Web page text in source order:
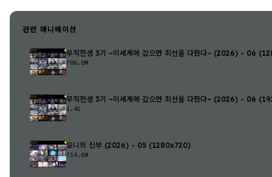
관련 애니메이션
무직전생 3기 ~이세계에 갔으면 최선을 다한다~ (2026) - 06
706.0M
무직전생 3기 ~이세계에 갔으면 최선을 다한다~ (2026) - 06
1.4G
오니의 신부 (2026) - 05 (1280x720)
714.6M